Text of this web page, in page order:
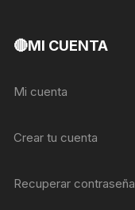
🔴MI CUENTA
Mi cuenta
Crear tu cuenta
Recuperar contraseña